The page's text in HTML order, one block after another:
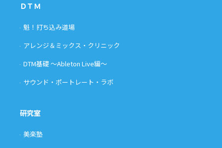
ＤＴＭ
魁！打ち込み道場
アレンジ＆ミックス・クリニック
DTM基礎 〜Ableton Live編〜
サウンド・ポートレート・ラボ
研究室
美楽塾